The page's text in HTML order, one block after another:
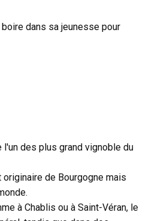
dans sa jeunesse pour
l'un des plus grand vignoble du
de Bourgogne mais
à Chablis ou à Saint-Véran, le